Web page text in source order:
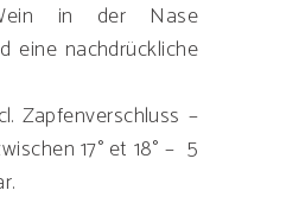
in der Nase
eine nachdrückliche
Zapfenverschluss –
17° et 18° – 5